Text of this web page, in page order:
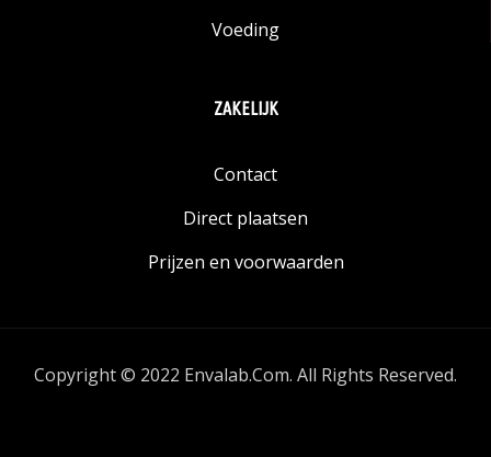
Voeding
ZAKELIJK
Contact
Direct plaatsen
Prijzen en voorwaarden
Copyright © 2022 Envalab.Com. All Rights Reserved.